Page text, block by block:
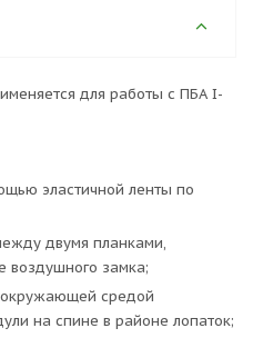
для работы с ПБА I-
эластичной ленты по
двумя планками,
воздушного замка;
окружающей средой
на спине в районе лопаток;